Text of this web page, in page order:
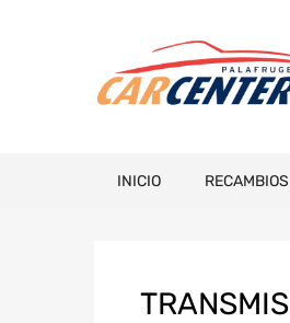
INICIO RECAMBIOS